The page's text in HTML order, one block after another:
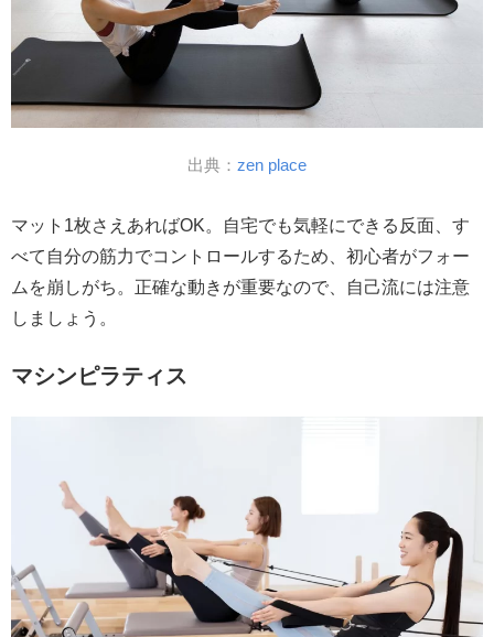
出典： zen place
マット1枚さえあればOK。自宅でも気軽にできる反面、す
べて自分の筋力でコントロールするため、初心者がフォー
ムを崩しがち。正確な動きが重要なので、自己流には注意
しましょう。
マシンピラティス